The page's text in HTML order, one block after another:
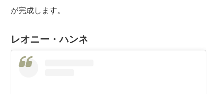
が完成します。
レオニー・ハンネ